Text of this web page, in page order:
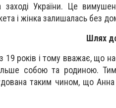
заході України. Це
і жінка залишалась без
Шлях
19 років і тому вважає, що
собою та родиною.
таким чином, що